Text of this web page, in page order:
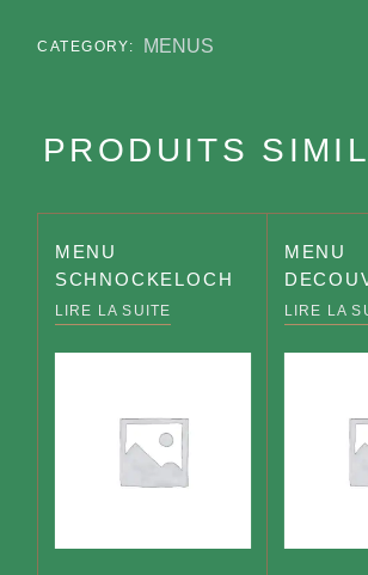
CATEGORY: MENUS
PRODUITS
MENU
SCHNOCKELOCH
LIRE LA SUITE
MENU
LIRE LA